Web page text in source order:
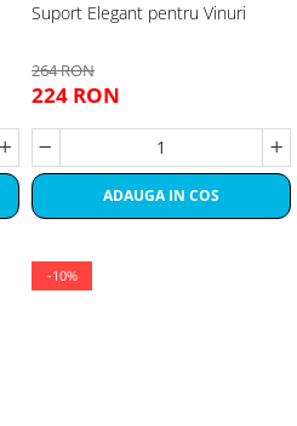
Suport Elegant pentru Vinuri
264 RON
224 RON
ADAUGA IN COS
-10%